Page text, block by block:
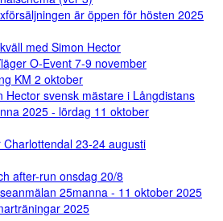
är öppen för hösten 2025
med Simon Hector
O-Event 7-9 november
KM 2 oktober
Hector svensk mästare i Långdistans
2025 - lördag 11 oktober
Charlottendal 23-24 augusti
after-run onsdag 20/8
25manna - 11 oktober 2025
2025